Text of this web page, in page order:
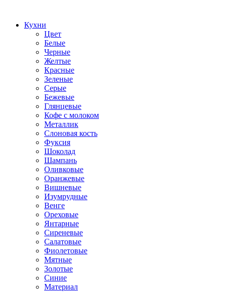
Кухни
Цвет
Белые
Черные
Желтые
Красные
Зеленые
Серые
Бежевые
Глянцевые
Кофе с молоком
Металлик
Слоновая кость
Фуксия
Шоколад
Шампань
Оливковые
Оранжевые
Вишневые
Изумрудные
Венге
Ореховые
Янтарные
Сиреневые
Салатовые
Фиолетовые
Мятные
Золотые
Синие
Материал